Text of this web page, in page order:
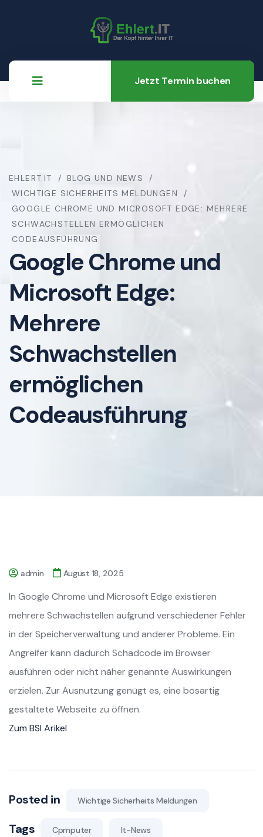
Jetzt Termin buchen
EHLERT.IT
BLOG UND NEWS
WICHTIGE SICHERHEITS MELDUNGEN
GOOGLE CHROME UND MICROSOFT EDGE: MEHRERE
SCHWACHSTELLEN ERMÖGLICHEN
CODEAUSFÜHRUNG
Google Chrome und
Microsoft Edge:
Mehrere
Schwachstellen
ermöglichen
Codeausführung
admin August 18, 2025
In Google Chrome und Microsoft Edge existieren
mehrere Schwachstellen aufgrund verschiedener Fehler
in der Speicherverwaltung und anderer Probleme. Ein
Angreifer kann dadurch Schadcode im Browser
ausführen oder nicht näher genannte Auswirkungen
erzielen. Zur Ausnutzung genügt es, eine bösartig
gestaltete Webseite zu öffnen.
Zum BSI Arikel
Posted in Wichtige Sicherheits Meldungen
Tags Cpmputer It-News